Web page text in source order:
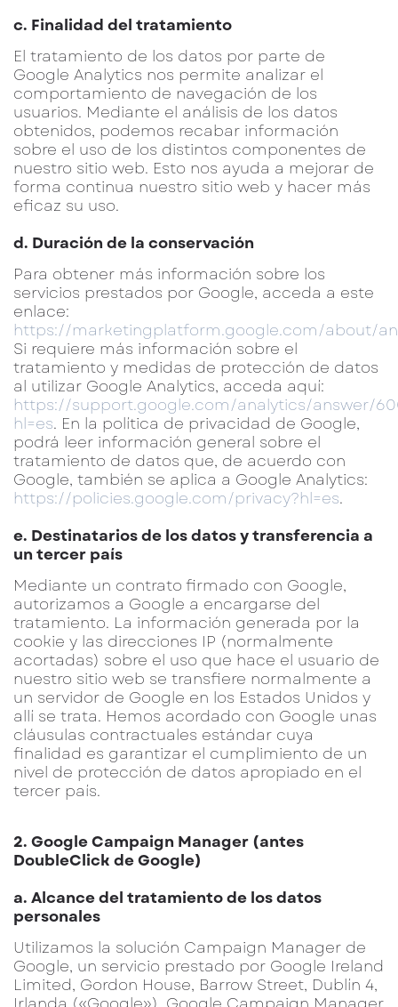
c. Finalidad del tratamiento
El tratamiento de los datos por parte de
Google Analytics nos permite analizar el
comportamiento de navegación de los
usuarios. Mediante el análisis de los datos
obtenidos, podemos recabar información
sobre el uso de los distintos componentes de
nuestro sitio web. Esto nos ayuda a mejorar de
forma continua nuestro sitio web y hacer más
eficaz su uso.
d. Duración de la conservación
Para obtener más información sobre los
servicios prestados por Google, acceda a este
enlace:
https://marketingplatform.google.com/about/
Si requiere más información sobre el
tratamiento y medidas de protección de datos
al utilizar Google Analytics, acceda aquí:
https://support.google.com/analytics/answer/
hl=es. En la política de privacidad de Google,
podrá leer información general sobre el
tratamiento de datos que, de acuerdo con
Google, también se aplica a Google Analytics:
https://policies.google.com/privacy?hl=es.
e. Destinatarios de los datos y transferencia a
un tercer país
Mediante un contrato firmado con Google,
autorizamos a Google a encargarse del
tratamiento. La información generada por la
cookie y las direcciones IP (normalmente
acortadas) sobre el uso que hace el usuario de
nuestro sitio web se transfiere normalmente a
un servidor de Google en los Estados Unidos y
allí se trata. Hemos acordado con Google unas
cláusulas contractuales estándar cuya
finalidad es garantizar el cumplimiento de un
nivel de protección de datos apropiado en el
tercer país.
2. Google Campaign Manager (antes
DoubleClick de Google)
a. Alcance del tratamiento de los datos
personales
Utilizamos la solución Campaign Manager de
Google, un servicio prestado por Google Ireland
Limited, Gordon House, Barrow Street, Dublín 4,